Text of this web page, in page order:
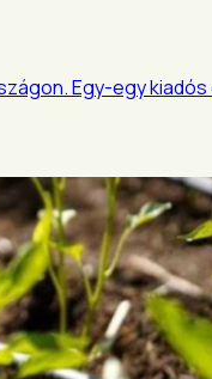
Egy-egy kiadós